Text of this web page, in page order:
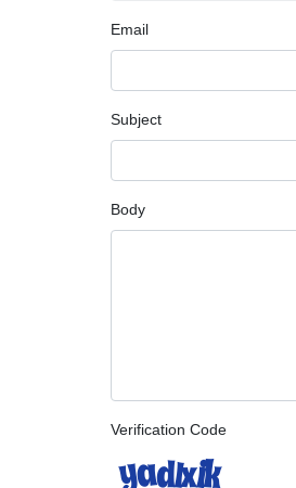
Email
Subject
Body
Verification Code